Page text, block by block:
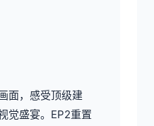
面，感受顶级建
觉盛宴。EP2重置